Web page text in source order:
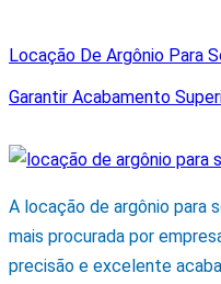
Locação De Argônio Para
Garantir Acabamento
A locação de argônio para
mais procurada por
precisão e excelente